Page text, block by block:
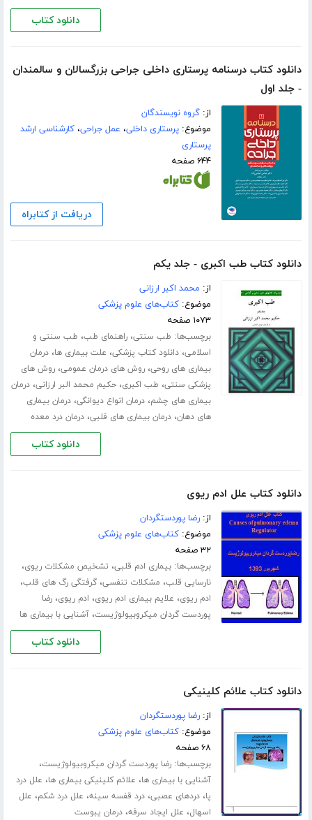
دانلود کتاب
دانلود کتاب درسنامه پرستاری داخلی جراحی بزرگسالان و سالمندان
- جلد اول
از:گروه نویسندگان
موضوع:پرستاری داخلی، عمل جراحی،کارشناسی ارشد
پرستاری
۶۴۴ صفحه
دریافت از کتابراه
دانلود کتاب طب اکبری - جلد یکم
از: محمد اکبر ارزانی
موضوع:کتاب‌های علوم پزشکی
۱۰۷۳ صفحه
برچسب‌ها: طب سنتی،راهنمای طب، طب سنتی و
اسلامی،دانلود کتاب پزشکی، علت بیماری ها،درمان
بیماری های روحی،روش های درمان عمومی،روش های
پزشکی سنتی، طب اکبری،حکیم محمد البر ارزانی،درمان
بیماری های چشم،درمان انواع دیوانگی،درمان بیماری
های دهان،درمان بیماری های قلبی،درمان درد معده
دانلود کتاب
دانلود کتاب علل ادم ریوی
از:رضا پوردستگردان
موضوع:کتاب‌های علوم پزشکی
۳۲ صفحه
برچسب‌ها:بیماری ادم قلبی، تشخیص مشکلات ریوی،
نارسایی قلب، مشکلات تنفسی،گرفتگی رگ های قلب،
ادم ریوی، علایم‌ بیماری ادم ریوی، ادم ریوی،رضا
پوردست گردان میکروبیولوژیست،آشنایی با بیماری ها
دانلود کتاب
دانلود کتاب علائم کلینیکی
از:رضا پوردستگردان
موضوع:کتاب‌های علوم پزشکی
۶۸ صفحه
برچسب‌ها:رضا پوردست گردان میکروبیولوژیست،
آشنایی با بیماری ها، علائم کلینیکی بیماری ها، علل درد
پا،دردهای عصبی،درد قفسه سینه، علل درد شکم، علل
اسهال، علل ایجاد سرفه،درمان یبوست